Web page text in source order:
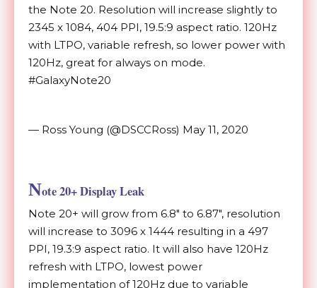
the Note 20. Resolution will increase slightly to
2345 x 1084, 404 PPI, 19.5:9 aspect ratio. 120Hz
with LTPO, variable refresh, so lower power with
120Hz, great for always on mode.
#GalaxyNote20
— Ross Young (@DSCCRoss) May 11, 2020
Note 20+ Display Leak
Note 20+ will grow from 6.8" to 6.87", resolution
will increase to 3096 x 1444 resulting in a 497
PPI, 19.3:9 aspect ratio. It will also have 120Hz
refresh with LTPO, lowest power
implementation of 120Hz due to variable